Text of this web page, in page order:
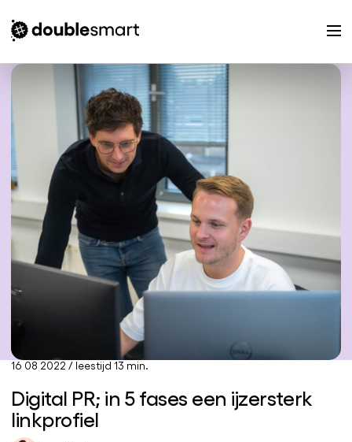
16 08 2022 / leestijd 13 min.
Digital PR; in 5 fases een ijzersterk
linkprofiel